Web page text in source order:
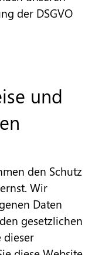
der DSGVO
und
den Schutz
Wir
Daten
gesetzlichen
dieser